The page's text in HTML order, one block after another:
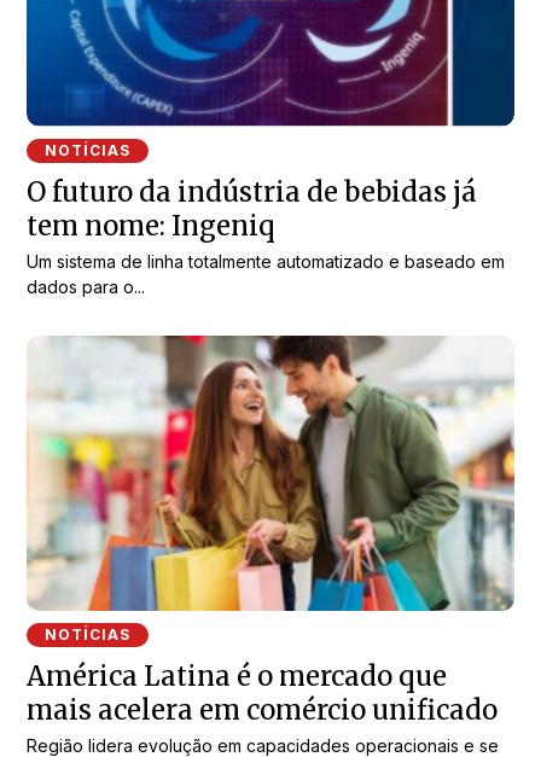
NOTÍCIAS
O futuro da indústria de bebidas já
tem nome: Ingeniq
Um sistema de linha totalmente automatizado e baseado em
dados para o...
NOTÍCIAS
América Latina é o mercado que
mais acelera em comércio unificado
Região lidera evolução em capacidades operacionais e se